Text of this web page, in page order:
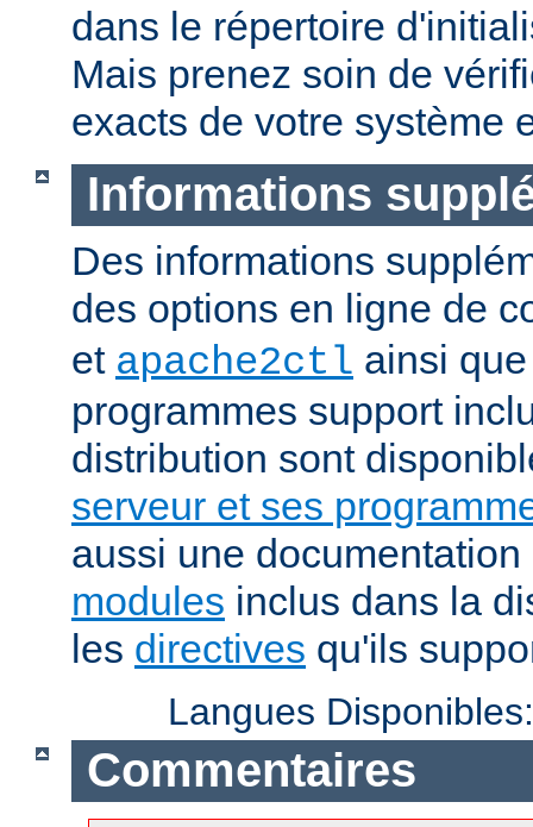
dans le répertoire
Mais prenez soin de
exacts de votre système
Informations
Des informations
des options en ligne de
et apache2ctl ainsi
programmes support
distribution sont
serveur et ses
aussi une
modules inclus dans la
les directives qu'ils
Langues
Commentaires